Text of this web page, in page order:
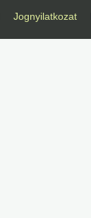
Jognyilatkozat